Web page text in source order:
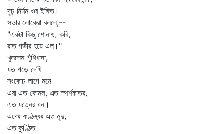
দৃঢ় নির্মম ওর ইঙ্গিত।
সভার লোকেরা বললে,--
"একটা কিছু শোনাও, কবি,
রাত গভীর হয়ে এল।"
খুললেম পুঁথিখানা,
যত পড়ে দেখি
সংকোচ লাগে মনে।
এরা এত কোমল, এত স্পর্শকাতর,
এত যত্নের ধন।
এদের কণ্ঠস্বর এত মৃদু,
এত কুণ্ঠিত।